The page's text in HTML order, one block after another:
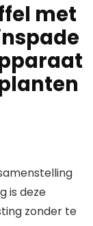
met
is deze
zonder te